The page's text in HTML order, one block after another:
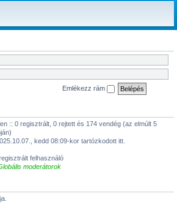
Emlékezz rám
:: 0 regisztrált, 0 rejtett és 174 vendég (az elmúlt 5
kedd 08:09-kor tartózkodott itt.
felhasználó
moderátorok